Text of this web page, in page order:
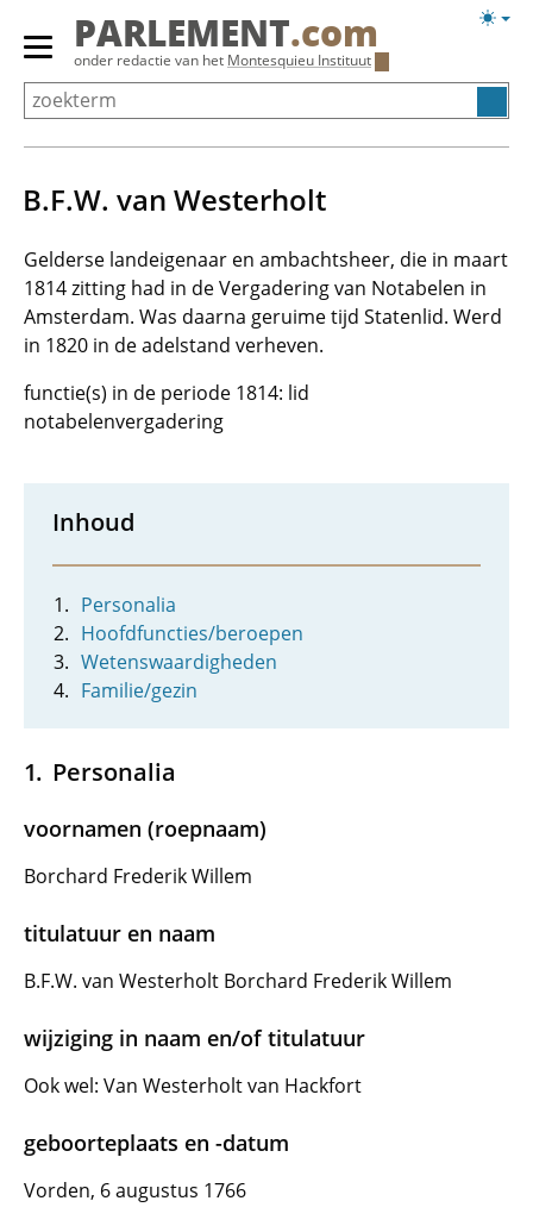
Overslaan
Primair
menu
tonen/verbergen
PARLEMENT.com
onder redactie van het Montesquieu Instituut
B.F.W. van Westerholt
Gelderse landeigenaar en ambachtsheer, die in maart
1814 zitting had in de Vergadering van Notabelen in
Amsterdam. Was daarna geruime tijd Statenlid. Werd
in 1820 in de adelstand verheven.
functie(s) in de periode 1814: lid
notabelenvergadering
Inhoud
Personalia
Hoofdfuncties/beroepen
Wetenswaardigheden
Familie/gezin
Personalia
voornamen (roepnaam)
Borchard Frederik Willem
titulatuur en naam
B.F.W. van Westerholt Borchard Frederik Willem
wijziging in naam en/of titulatuur
Ook wel: Van Westerholt van Hackfort
geboorteplaats en -datum
Vorden, 6 augustus 1766